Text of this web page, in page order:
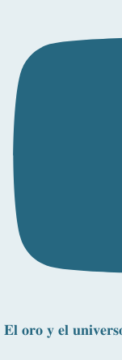
𝐄𝐥 𝐨𝐫𝐨 𝐲 𝐞𝐥